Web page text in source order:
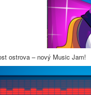
ostrova – nový Music Jam!